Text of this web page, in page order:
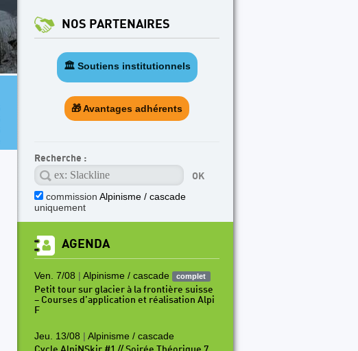
NOS PARTENAIRES
🏛️ Soutiens institutionnels
🎁 Avantages adhérents
Recherche :
commission Alpinisme / cascade
uniquement
AGENDA
Ven. 7/08 | Alpinisme / cascade complet
Petit tour sur glacier à la frontière suisse
– Courses d’application et réalisation Alpi
F
Jeu. 13/08 | Alpinisme / cascade